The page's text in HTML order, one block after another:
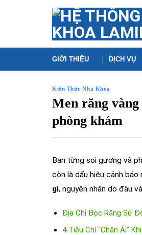
GIỚI THIỆU DỊCH VỤ
Kiến Thức Nha Khoa
Men răng
phòng khám
Bạn từng soi gương và
còn là dấu hiệu cảnh
gì, nguyên nhân do đâu
Địa Chỉ Bọc Răng Sứ
4 Tiêu Chí “Chân Ái”